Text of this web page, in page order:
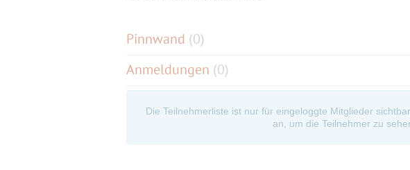
Pinnwand (0)
Anmeldungen (0)
Die Teilnehmerliste ist nur für eingeloggte Mitglieder
an, um die Teilnehmer zu